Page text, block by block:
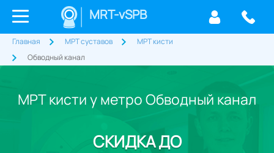
MRT-vSPB
Главная МРТ суставов
МРТ кисти
Обводный канал
МРТ кисти у метро Обводный канал
СКИДКАДО